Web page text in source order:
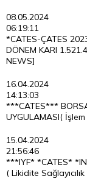
08.05.2024
06:19:11
*CATES-ÇATES
DÖNEM KARI
NEWS]
16.04.2024
14:13:03
***CATES***
UYGULAMASI(
15.04.2024
21:56:46
***IYF* *CATES*
( Likidite